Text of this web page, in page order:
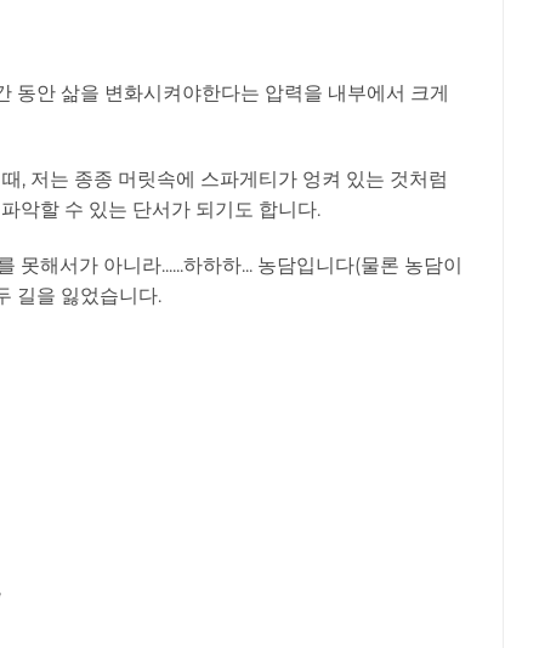
동안 삶을 변화시켜야한다는 압력을 내부에서 크게
, 저는 종종 머릿속에 스파게티가 엉켜 있는 것처럼
악할 수 있는 단서가 되기도 합니다.
해서가 아니라......하하하... 농담입니다(물론 농담이
길을 잃었습니다.